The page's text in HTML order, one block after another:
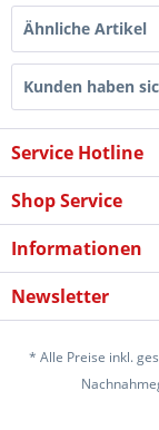
Ähnliche Artikel
Kunden haben
Service Hotline
Shop Service
Informationen
Newsletter
* Alle Preise inkl.